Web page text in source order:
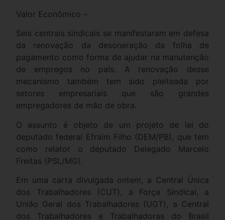
Valor Econômico –
Seis centrais sindicais se manifestaram em defesa
da renovação da desoneração da folha de
pagamento como forma de ajudar na manutenção
de empregos no país. A renovação desse
mecanismo também tem sido pleiteada por
setores empresariais que são grandes
empregadores de mão de obra.
O assunto é objeto de um projeto de lei do
deputado federal Efraim Filho (DEM/PB), que tem
como relator o deputado Delegado Marcelo
Freitas (PSL/MG).
Em uma carta divulgada ontem, a Central Única
dos Trabalhadores (CUT), a Força Sindical, a
União Geral dos Trabalhadores (UGT), a Central
dos Trabalhadores e Trabalhadoras do Brasil